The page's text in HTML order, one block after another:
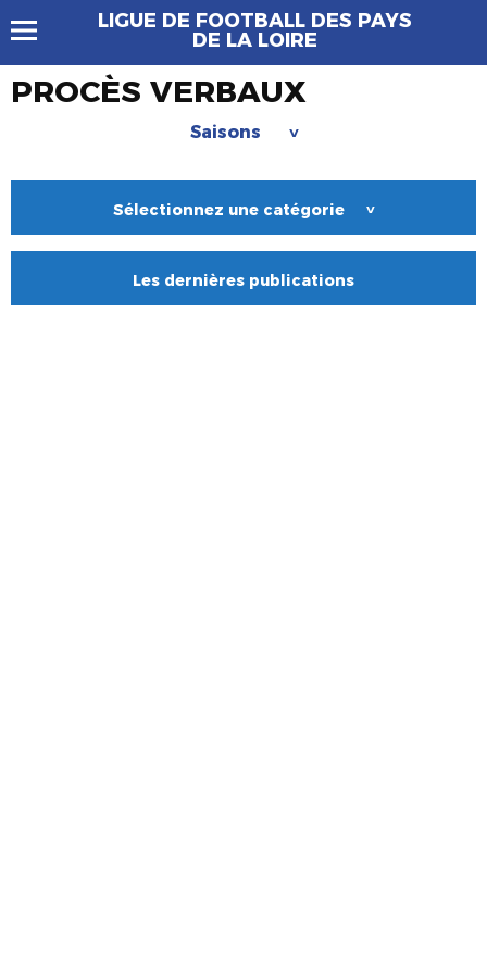
LIGUE DE FOOTBALL DES PAYS
DE LA LOIRE
PROCÈS VERBAUX
Saisons >
Sélectionnez une catégorie >
Les dernières publications